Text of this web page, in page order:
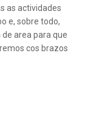
as actividades
e, sobre todo,
area para que
cos brazos